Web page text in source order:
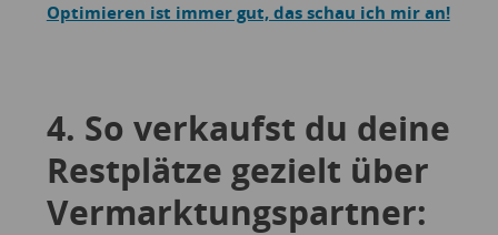
Optimieren ist immer gut, das schau ich mir an!
4. So verkaufst du deine
Restplätze gezielt über
Vermarktungspartner: